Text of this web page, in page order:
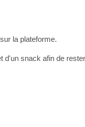
la plateforme.
d'un snack afin de